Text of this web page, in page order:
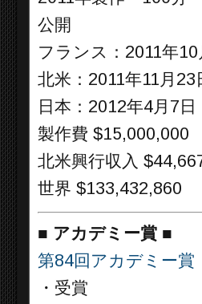
公開
フランス：2011年10
北米：2011年11月23
日本：2012年4月7日
製作費 $15,000,000
北米興行収入
世界 $133,432,860
■ アカデミー賞 ■
第84回アカデミー賞
・受賞